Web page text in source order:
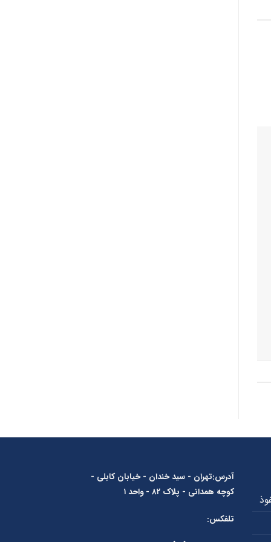
آدرس:تهران - سید خندان - خیابان کابلی -
کوچه همدانی - پلاک ۸۲ - واحد ۱
تلفکس: